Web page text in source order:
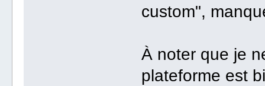
custom",
À noter que je
plateforme est